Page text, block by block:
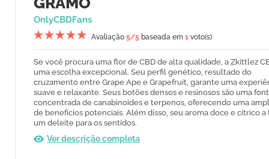
OnlyCBDFans
Avaliação 5/5 baseada em 1 voto(s)
Se você procura uma flor de CBD de alta qualidade, a Zkittlez
uma escolha excepcional. Seu perfil genético, resultado do
cruzamento entre Grape Ape e Grapefruit, garante uma
suave e relaxante. Seus botões densos e resinosos são uma
concentrada de canabinoides e terpenos, oferecendo uma
de benefícios potenciais. Além disso, seu aroma doce e cítrico a
um deleite para os sentidos.
Ver descrição completa